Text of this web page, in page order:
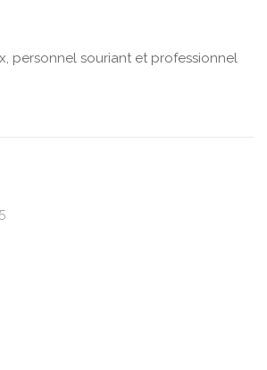
personnel souriant et professionnel